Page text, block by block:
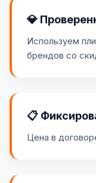
💎
Используем
брендов со
📋
Цена в